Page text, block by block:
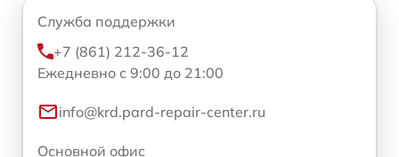
Служба поддержки
+7 (861) 212-36-12
Ежедневно с 9:00 до 21:00
info@krd.pard-repair-center.ru
Основной офис